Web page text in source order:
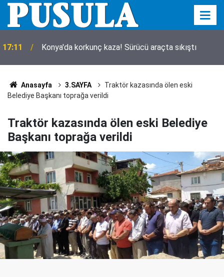
16:39
Bilanço ağır
Anasayfa 3.SAYFA
Traktör kazasında ölen eski
Belediye Başkanı toprağa verildi
Traktör kazasında ölen eski Belediye
Başkanı toprağa verildi